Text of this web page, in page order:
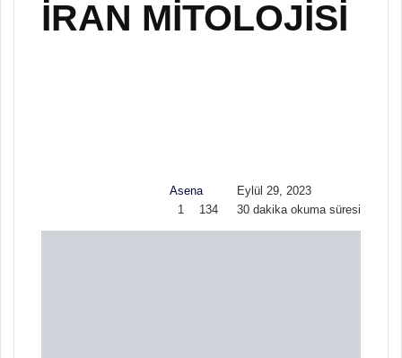
İRAN MİTOLOJİSİ
Asena
X
o
s
t
Eylül 29, 2023
1
134 30 dakika okuma süresi